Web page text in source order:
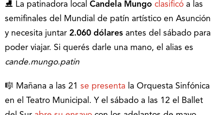
⛸️ La patinadora local Candela Mungo clasificó a las
semifinales del Mundial de patín artístico en Asunción
y necesita juntar 2.060 dólares antes del sábado para
poder viajar. Si querés darle una mano, el alias es
cande.mungo.patin
🎼 Mañana a las 21 se presenta la Orquesta Sinfónica
en el Teatro Municipal. Y el sábado a las 12 el Ballet